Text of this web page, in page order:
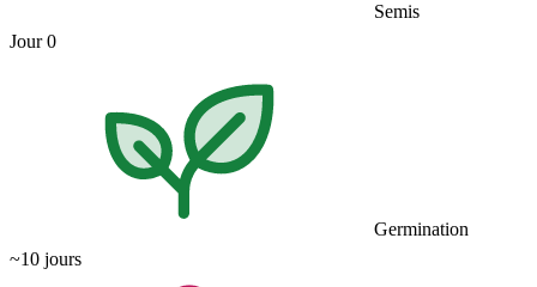
Semis
Jour 0
Germination
~10 jours